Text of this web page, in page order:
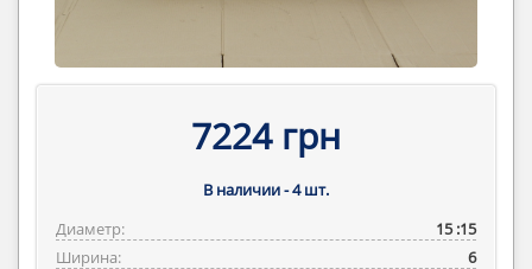
7224 грн
В наличии -4шт.
Диаметр:
15 :15
Ширина:
6